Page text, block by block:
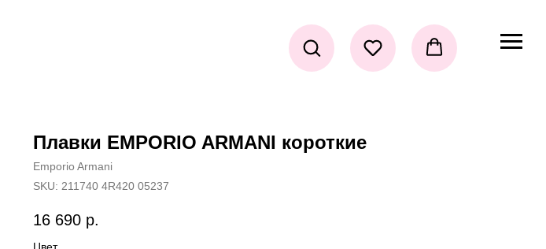
Плавки EMPORIO ARMANI короткие
Emporio Armani
SKU: 211740 4R420 05237
16 690 р.